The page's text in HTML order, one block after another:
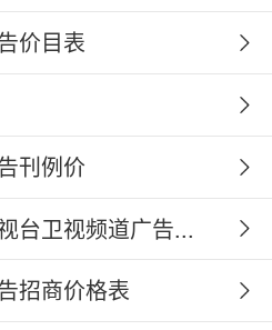
价目表
刊例价
台卫视频道广告...
招商价格表